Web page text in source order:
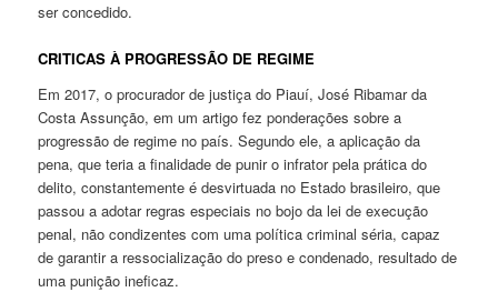
ser concedido.
CRITICAS À PROGRESSÃO DE REGIME
Em 2017, o procurador de justiça do Piauí, José Ribamar da
Costa Assunção, em um artigo fez ponderações sobre a
progressão de regime no país. Segundo ele, a aplicação da
pena, que teria a finalidade de punir o infrator pela prática do
delito, constantemente é desvirtuada no Estado brasileiro, que
passou a adotar regras especiais no bojo da lei de execução
penal, não condizentes com uma política criminal séria, capaz
de garantir a ressocialização do preso e condenado, resultado de
uma punição ineficaz.